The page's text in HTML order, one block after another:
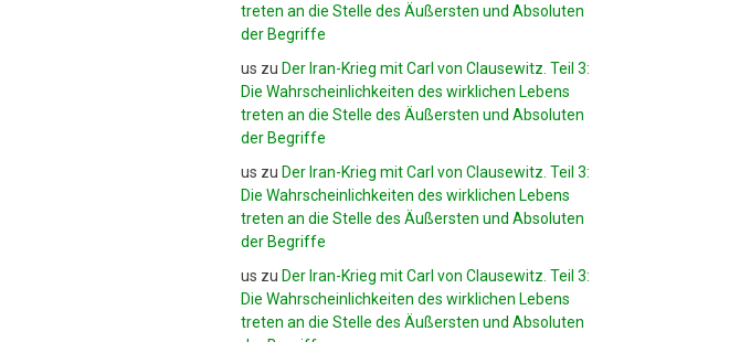
treten an die Stelle des Äußersten und Absoluten
der Begriffe
us zu Der Iran-Krieg mit Carl von Clausewitz. Teil 3:
Die Wahrscheinlichkeiten des wirklichen Lebens
treten an die Stelle des Äußersten und Absoluten
der Begriffe
us zu Der Iran-Krieg mit Carl von Clausewitz. Teil 3:
Die Wahrscheinlichkeiten des wirklichen Lebens
treten an die Stelle des Äußersten und Absoluten
der Begriffe
us zu Der Iran-Krieg mit Carl von Clausewitz. Teil 3:
Die Wahrscheinlichkeiten des wirklichen Lebens
treten an die Stelle des Äußersten und Absoluten